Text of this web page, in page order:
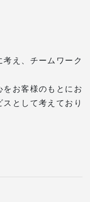
え、チームワーク
お客様のもとにお
として考えており